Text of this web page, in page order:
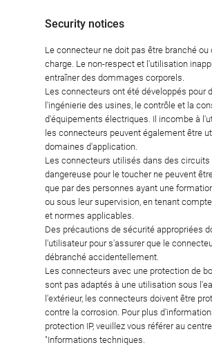
Security notices
Le connecteur ne doit pas être branché ou
charge. Le non-respect et l'utilisation
entraîner des dommages corporels.
Les connecteurs ont été développés pour
l'ingénierie des usines, le contrôle et la
d'équipements électriques. Il incombe à
les connecteurs peuvent également être
domaines d'application.
Les connecteurs utilisés dans des
dangereuse pour le toucher ne peuvent
que par des personnes ayant une
ou sous leur supervision, en tenant
et normes applicables.
Des précautions de sécurité appropriées
l'utilisateur pour s'assurer que le
débranché accidentellement.
Les connecteurs avec une protection de
sont pas adaptés à une utilisation sous
l'extérieur, les connecteurs doivent être
contre la corrosion. Pour plus
protection IP, veuillez vous référer au
"Informations techniques.